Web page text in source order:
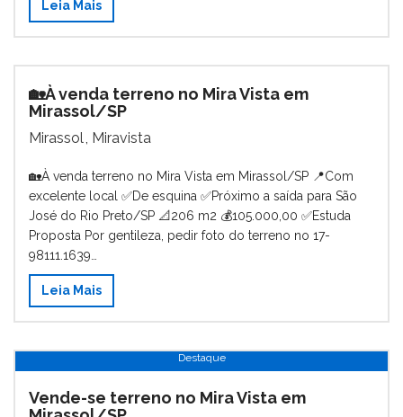
Leia Mais
🏡À venda terreno no Mira Vista em
Mirassol/SP
Mirassol, Miravista
🏡À venda terreno no Mira Vista em Mirassol/SP 📍Com
excelente local ✅De esquina ✅Próximo a saída para São
José do Rio Preto/SP 📐206 m2 💰105.000,00 ✅Estuda
Proposta Por gentileza, pedir foto do terreno no 17-
98111.1639…
Leia Mais
Destaque
Vende-se terreno no Mira Vista em